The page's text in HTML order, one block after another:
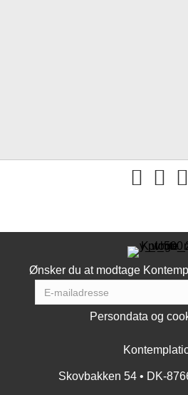
Ønsker du at modtage
Persondata og
Skovbakken 54 • DK-